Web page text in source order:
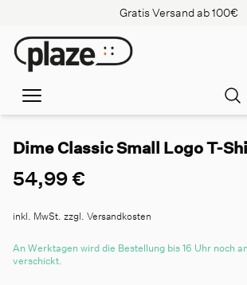
Gratis Versand ab 100€
Dime Classic Small Logo T-
54,99 €
inkl. MwSt. zzgl. Versandkosten
An Werktagen wird die Bestellung bis 16 Uhr noch
verschickt.